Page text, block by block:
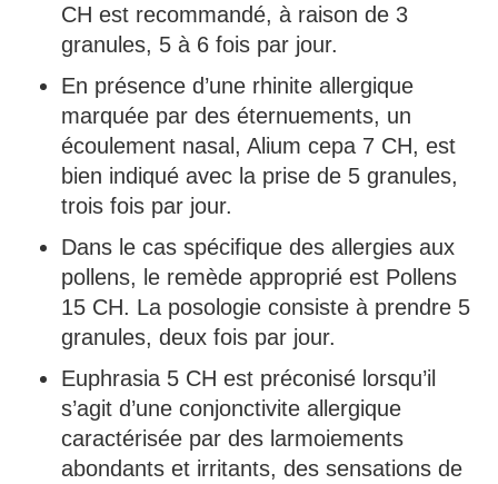
CH est recommandé, à raison de 3
granules, 5 à 6 fois par jour.
En présence d’une rhinite allergique
marquée par des éternuements, un
écoulement nasal, Alium cepa 7 CH, est
bien indiqué avec la prise de 5 granules,
trois fois par jour.
Dans le cas spécifique des allergies aux
pollens, le remède approprié est Pollens
15 CH. La posologie consiste à prendre 5
granules, deux fois par jour.
Euphrasia 5 CH est préconisé lorsqu’il
s’agit d’une conjonctivite allergique
caractérisée par des larmoiements
abondants et irritants, des sensations de